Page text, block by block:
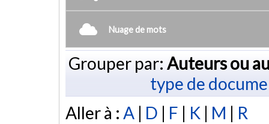
Nuage de mots
Grouper par: Auteurs ou
type de
Aller à : A | D | F | K | M | R